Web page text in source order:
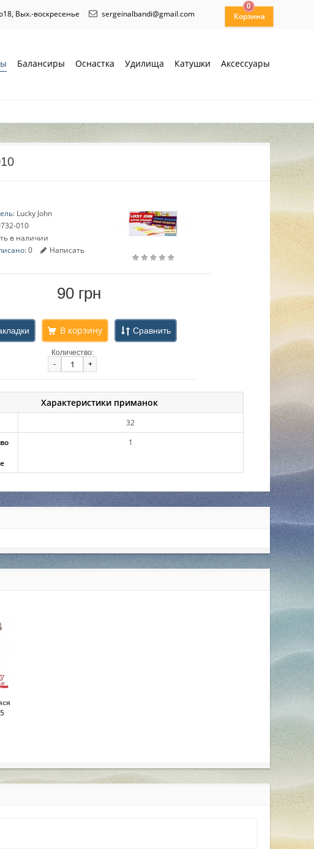
Вых.-воскресенье sergeinalbandi@gmail.com
0
Балансиры Оснастка Удилища Катушки Аксессуары
Lucky John
010
в наличии
0 Написать
90 грн
Сравнить
Количество:
-
+
Характеристики приманок
32
1